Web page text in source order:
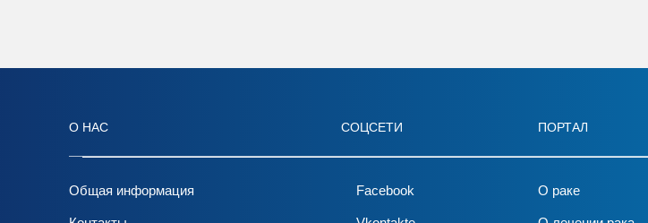
О НАС
Общая информация
СОЦСЕТИ
Facebook
ПОРТАЛ
О раке